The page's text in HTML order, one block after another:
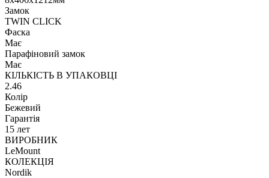
Замок
TWIN CLICK
Фаска
Має
Парафіновий замок
Має
КІЛЬКІСТЬ В УПАКОВЦІ
2.46
Колір
Бежевий
Гарантія
15 лет
ВИРОБНИК
LeMount
КОЛЕКЦІЯ
Nordik